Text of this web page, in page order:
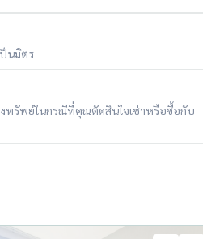
นมิตร
งทรัพย์ในกรณีที่คุณตัดสินใจเช่าหรือซื้อกับ